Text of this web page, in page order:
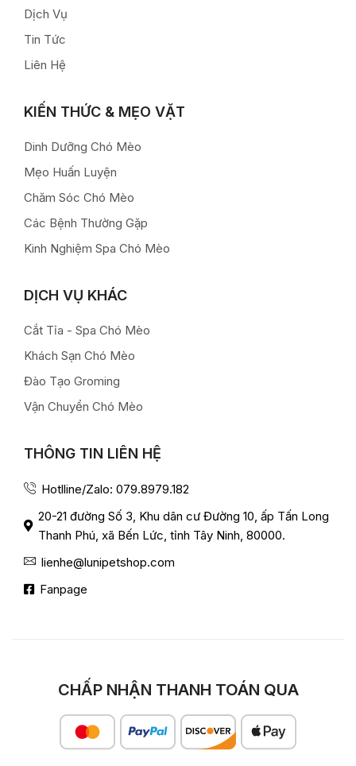
Dịch Vụ
Tin Tức
Liên Hệ
KIẾN THỨC & MẸO VẶT
Dinh Dưỡng Chó Mèo
Mẹo Huấn Luyện
Chăm Sóc Chó Mèo
Các Bệnh Thường Gặp
Kinh Nghiệm Spa Chó Mèo
DỊCH VỤ KHÁC
Cắt Tỉa - Spa Chó Mèo
Khách Sạn Chó Mèo
Đào Tạo Groming
Vận Chuyển Chó Mèo
THÔNG TIN LIÊN HỆ
Hotlline/Zalo: 079.8979.182
20-21 đường Số 3, Khu dân cư Đường 10, ấp Tấn Long
Thanh Phú, xã Bến Lức, tỉnh Tây Ninh, 80000.
lienhe@lunipetshop.com
Fanpage
CHẤP NHẬN THANH TOÁN QUA